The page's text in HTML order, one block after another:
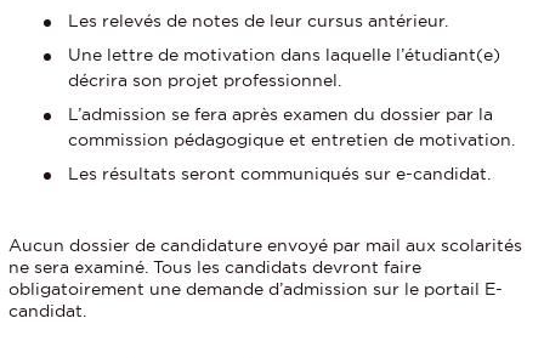
Les relevés de notes de leur cursus antérieur.
Une lettre de motivation dans laquelle l’étudiant(e)
décrira son projet professionnel.
L’admission se fera après examen du dossier par la
commission pédagogique et entretien de motivation.
Les résultats seront communiqués sur e-candidat.
Aucun dossier de candidature envoyé par mail aux scolarités
ne sera examiné. Tous les candidats devront faire
obligatoirement une demande d’admission sur le portail E-
candidat.